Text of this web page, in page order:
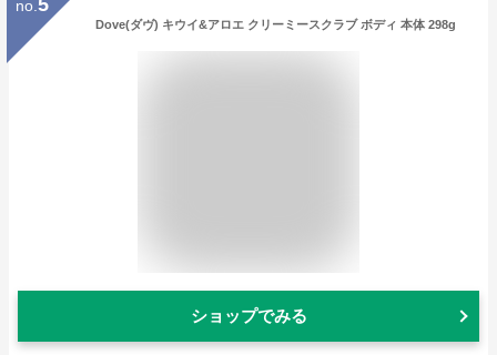
no.
Dove(ダヴ) キウイ&アロエ クリーミースクラブ ボディ 本体 298g
ショップでみる